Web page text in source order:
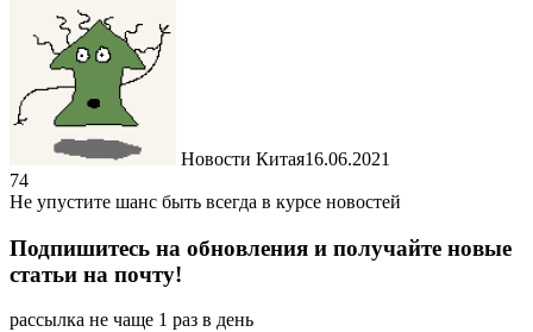
Новости Китая16.06.2021
74
Не упустите шанс быть всегда в курсе новостей
Подпишитесь на обновления и получайте новые
статьи на почту!
рассылка не чаще 1 раз в день